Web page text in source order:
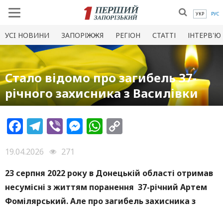
УКР РУС
УСI НОВИНИ ЗАПОРІЖЖЯ РЕГІОН СТАТТІ ІНТЕРВ'Ю
Стало відомо про загибель 37-
річного захисника з Василівки
Facebook
Telegram
ViberMessenger
WhatsApp
19.04.2026
271
23 серпня 2022 року в Донецькій області отримав
несумісні з життям поранення 37-річний Артем
Фомілярський. Але про загибель захисника з